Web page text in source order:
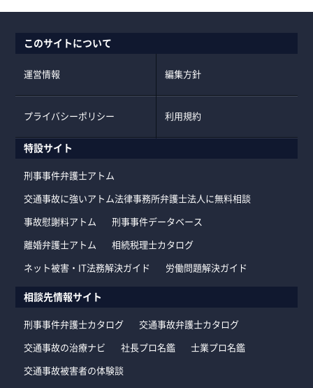
このサイトについて
運営情報 編集方針
プライバシーポリシー 利用規約
特設サイト
刑事事件弁護士アトム
交通事故に強いアトム法律事務所弁護士法人に無料相談
事故慰謝料アトム 刑事事件データベース
離婚弁護士アトム 相続税理士カタログ
ネット被害・IT法務解決ガイド 労働問題解決ガイド
相談先情報サイト
刑事事件弁護士カタログ 交通事故弁護士カタログ
交通事故の治療ナビ 社長プロ名鑑 士業プロ名鑑
交通事故被害者の体験談